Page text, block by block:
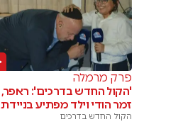
פרק מרמלה
'הקול החדש בדרכים': ראפר,
זמר הודי וילד מפתיע בניידת
הקול החדש בדרכים